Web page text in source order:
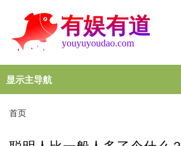
转
到
要
容
Main
navigation
显示主导航
首页
谜语大全
脑筋急转弯
歇后语
十万个为什么
一图一句
名言名句
十万个为什么
首页